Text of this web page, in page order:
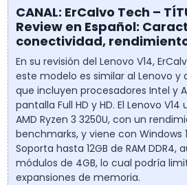
CANAL: ErCalvo Tech –
Review en Español:
conectividad,
En su revisión del Lenovo V14,
este modelo es similar al Lenovo y
que incluyen procesadores Intel y
pantalla Full HD y HD. El Lenovo
AMD Ryzen 3 3250U, con un
benchmarks, y viene con Windows
Soporta hasta 12GB de RAM
módulos de 4GB, lo cual podría
expansiones de memoria.